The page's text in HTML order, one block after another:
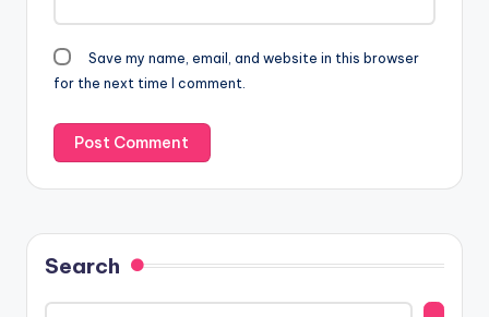
Save my name, email, and website in this browser
for the next time I comment.
Search